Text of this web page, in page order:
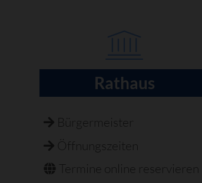
Rathaus
Bürgermeister
Öffnungszeiten
Termine online reservieren